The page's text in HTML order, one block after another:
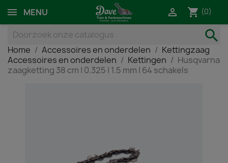
MENU  shopping_cart (0)
search
Home Accessoires en onderdelen
Kettingzaag
Accessoires en onderdelen
Kettingen
Husqvarna
zaagketting 38 cm | 0.325 | 1.5 mm | 64 schakels